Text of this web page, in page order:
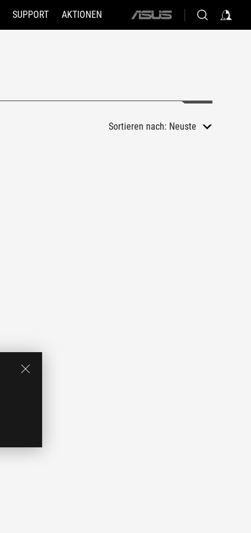
SUPPORT AKTIONEN
ASUS
Sortieren nach: Neuste